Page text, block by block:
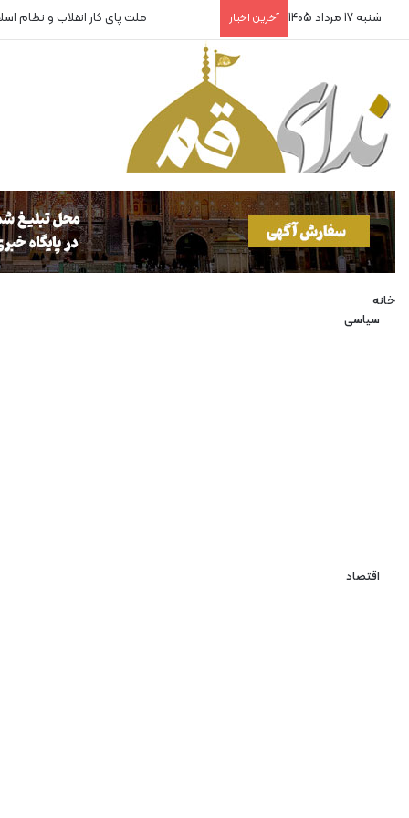
شنبه 17 مرداد 1405 آخرین اخبار ملت پای کار انقلاب و نظام
خانه
سیاسی
اقتصاد